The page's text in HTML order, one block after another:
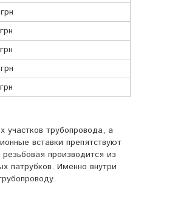
участков трубопровода, а
вставки препятствуют
производится из
патрубков. Именно внутри